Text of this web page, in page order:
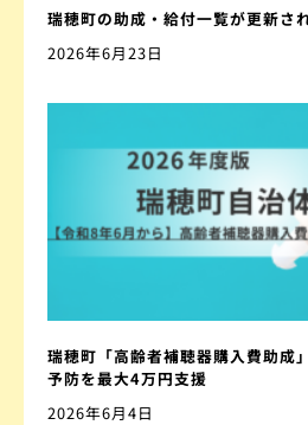
瑞穂町の助成・給付一覧が更新さ
2026年6月23日
瑞穂町「高齢者補聴器購入費助成
予防を最大4万円支援
2026年6月4日